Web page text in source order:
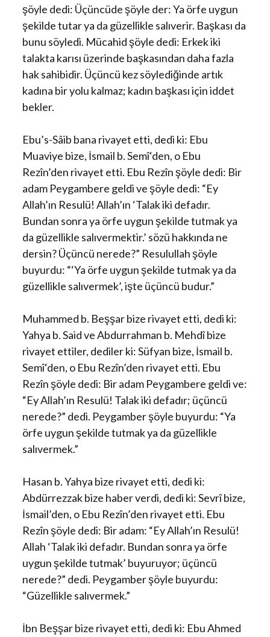
şöyle dedi: Üçüncüde şöyle der: Ya örfe uygun
şekilde tutar ya da güzellikle salıverir. Başkası da
bunu söyledi. Mücahid şöyle dedi: Erkek iki
talakta karısı üzerinde başkasından daha fazla
hak sahibidir. Üçüncü kez söylediğinde artık
kadına bir yolu kalmaz; kadın başkası için iddet
bekler.
Ebu’s-Sâib bana rivayet etti, dedi ki: Ebu
Muaviye bize, İsmail b. Semî‘den, o Ebu
Rezîn’den rivayet etti. Ebu Rezîn şöyle dedi: Bir
adam Peygambere geldi ve şöyle dedi: “Ey
Allah’ın Resulü! Allah’ın ‘Talak iki defadır.
Bundan sonra ya örfe uygun şekilde tutmak ya
da güzellikle salıvermektir.’ sözü hakkında ne
dersin? Üçüncü nerede?” Resulullah şöyle
buyurdu: “‘Ya örfe uygun şekilde tutmak ya da
güzellikle salıvermek’, işte üçüncü budur.”
Muhammed b. Beşşar bize rivayet etti, dedi ki:
Yahya b. Said ve Abdurrahman b. Mehdî bize
rivayet ettiler, dediler ki: Süfyan bize, İsmail b.
Semî‘den, o Ebu Rezîn’den rivayet etti. Ebu
Rezîn şöyle dedi: Bir adam Peygambere geldi ve:
“Ey Allah’ın Resulü! Talak iki defadır; üçüncü
nerede?” dedi. Peygamber şöyle buyurdu: “Ya
örfe uygun şekilde tutmak ya da güzellikle
salıvermek.”
Hasan b. Yahya bize rivayet etti, dedi ki:
Abdürrezzak bize haber verdi, dedi ki: Sevrî bize,
İsmail’den, o Ebu Rezîn’den rivayet etti. Ebu
Rezîn şöyle dedi: Bir adam: “Ey Allah’ın Resulü!
Allah ‘Talak iki defadır. Bundan sonra ya örfe
uygun şekilde tutmak’ buyuruyor; üçüncü
nerede?” dedi. Peygamber şöyle buyurdu:
“Güzellikle salıvermek.”
İbn Beşşar bize rivayet etti, dedi ki: Ebu Ahmed